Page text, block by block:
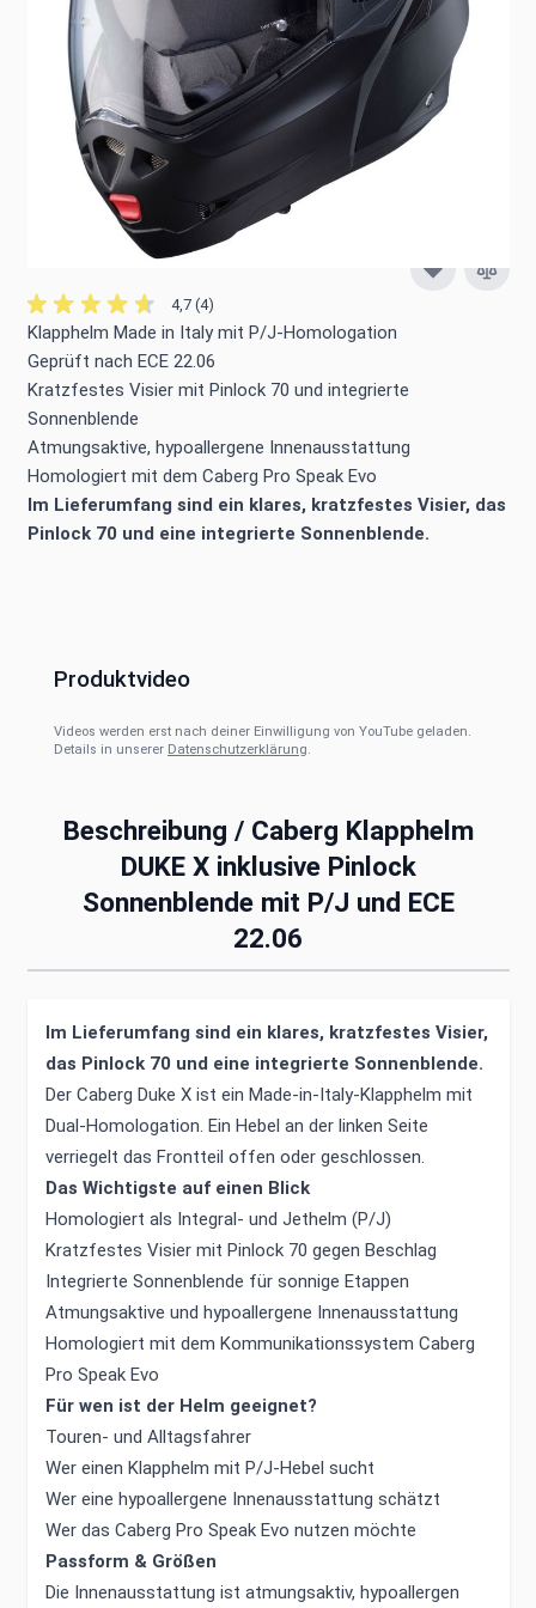
4,7 (4)
Klapphelm Made in Italy mit P/J-Homologation
Geprüft nach ECE 22.06
Kratzfestes Visier mit Pinlock 70 und integrierte
Sonnenblende
Atmungsaktive, hypoallergene Innenausstattung
Homologiert mit dem Caberg Pro Speak Evo
Im Lieferumfang sind ein klares, kratzfestes Visier, das
Pinlock 70 und eine integrierte Sonnenblende.
Trusted Shops Käuferschutz verfügbar mehr dazu ›
Versandkostenfrei ab 50 €
1 Monat Rückgabe
Bequem zahlen:
Produktvideo
Videos werden erst nach deiner Einwilligung von YouTube geladen.
Details in unserer Datenschutzerklärung.
Beschreibung / Caberg Klapphelm
DUKE X inklusive Pinlock
Sonnenblende mit P/J und ECE
22.06
Im Lieferumfang sind ein klares, kratzfestes Visier,
das Pinlock 70 und eine integrierte Sonnenblende.
Der Caberg Duke X ist ein Made-in-Italy-Klapphelm mit
Dual-Homologation. Ein Hebel an der linken Seite
verriegelt das Frontteil offen oder geschlossen.
Das Wichtigste auf einen Blick
Homologiert als Integral- und Jethelm (P/J)
Kratzfestes Visier mit Pinlock 70 gegen Beschlag
Integrierte Sonnenblende für sonnige Etappen
Atmungsaktive und hypoallergene Innenausstattung
Homologiert mit dem Kommunikationssystem Caberg
Pro Speak Evo
Für wen ist der Helm geeignet?
Touren- und Alltagsfahrer
Wer einen Klapphelm mit P/J-Hebel sucht
Wer eine hypoallergene Innenausstattung schätzt
Wer das Caberg Pro Speak Evo nutzen möchte
Passform & Größen
Die Innenausstattung ist atmungsaktiv, hypoallergen